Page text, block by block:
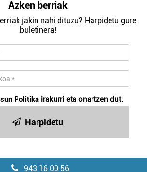
Azken berriak
jakin nahi dituzu? Harpidetu gure
buletinera!
Politika irakurri eta onartzen dut.
Harpidetu
943 16 00 56